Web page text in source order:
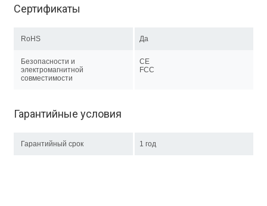
Сертификаты
RoHS Да
Безопасности и
электромагнитной
совместимости
CE
FCC
Гарантийные условия
Гарантийный срок 1 год